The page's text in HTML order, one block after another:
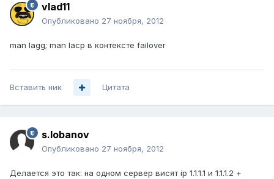
vlad11
Опубликовано 27 ноября, 2012
man lagg; man lacp в контексте failover
Вставить ник Цитата
s.lobanov
Опубликовано 27 ноября, 2012
Делается это так: на одном сервер висят ip 1.1.1.1 и 1.1.1.2 +